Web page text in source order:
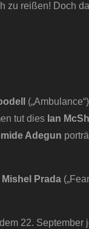
zu reißen! Doch
tut dies Ian
Adegun
Mishel Prada
22. September